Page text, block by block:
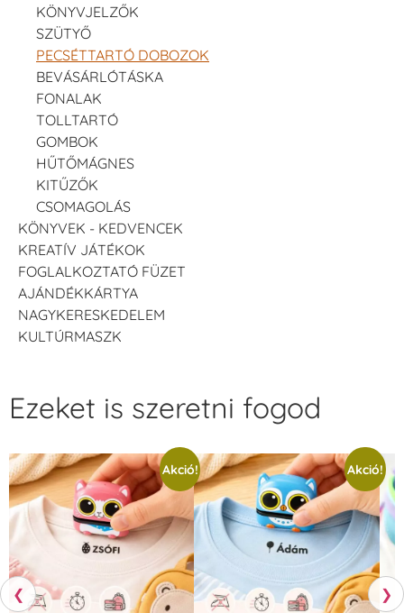
KÖNYVJELZŐK
SZÜTYŐ
PECSÉTTARTÓ DOBOZOK
BEVÁSÁRLÓTÁSKA
FONALAK
TOLLTARTÓ
GOMBOK
HŰTŐMÁGNES
KITŰZŐK
CSOMAGOLÁS
KÖNYVEK - KEDVENCEK
KREATÍV JÁTÉKOK
FOGLALKOZTATÓ FÜZET
AJÁNDÉKKÁRTYA
NAGYKERESKEDELEM
KULTÚRMASZK
❮
Ezeket is szeretni fogod
Akció! Akció!
❯